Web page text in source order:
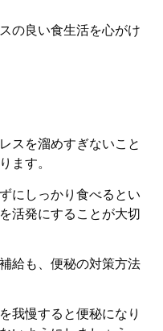
の良い食生活を心がけ
スを溜めすぎないこと
ます。
にしっかり食べるとい
活発にすることが大切
給も、便秘の対策方法
我慢すると便秘になり